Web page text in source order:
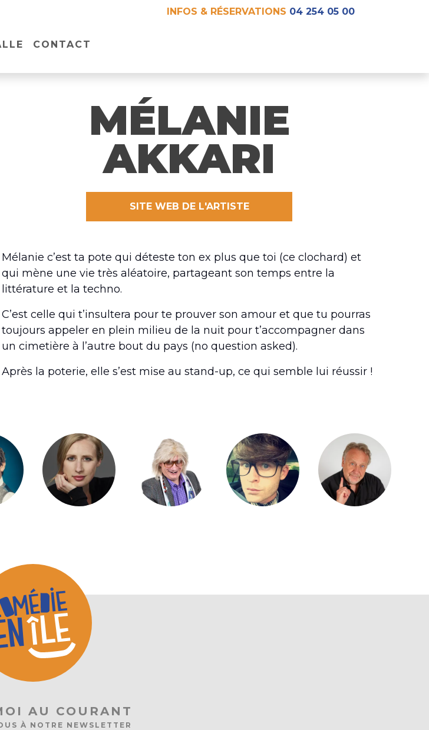
INFOS & RÉSERVATIONS 04 254 05 00
CONTACT
MÉLANIE
AKKARI
SITE WEB DE L'ARTISTE
Mélanie c’est ta pote qui déteste ton ex plus que toi (ce clochard) et
qui mène une vie très aléatoire, partageant son temps entre la
littérature et la techno.
C’est celle qui t’insultera pour te prouver son amour et que tu pourras
toujours appeler en plein milieu de la nuit pour t’accompagner dans
un cimetière à l’autre bout du pays (no question asked).
Après la poterie, elle s’est mise au stand-up, ce qui semble lui réussir !
AU COURANT
À NOTRE NEWSLETTER